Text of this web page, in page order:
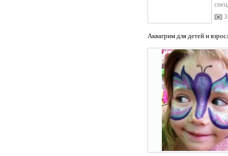
3
Аквагрим для детей и